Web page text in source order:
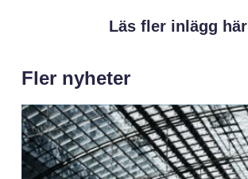
Läs fler inlägg här
Fler nyheter